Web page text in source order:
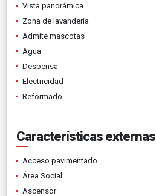
Vista panorámica
Zona de lavandería
Admite mascotas
Agua
Despensa
Electricidad
Reformado
Características externas
Acceso pavimentado
Área Social
Ascensor